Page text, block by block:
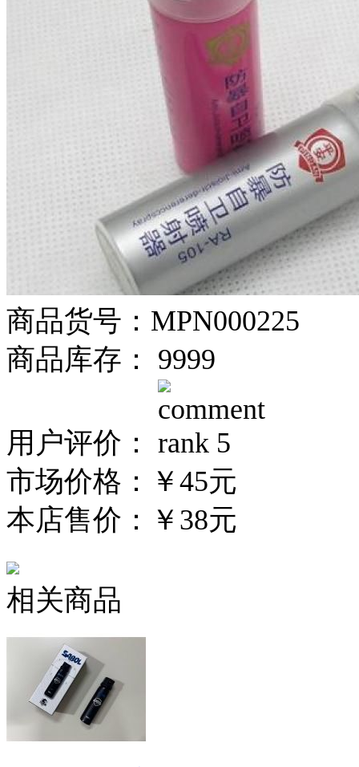
商品货号：MPN000225
商品库存： 9999
用户评价：
市场价格： ￥45元
本店售价： ￥38元
相关商品